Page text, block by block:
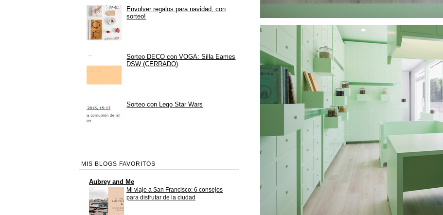
Envolver regalos para navidad, con
sorteo!
Sorteo DECO con VOGA: Silla Eames
DSW (CERRADO)
Sorteo con Lego Star Wars
MIS BLOGS FAVORITOS
Aubrey and Me
Mi viaje a San Francisco: 6 consejos
para disfrutar de la ciudad